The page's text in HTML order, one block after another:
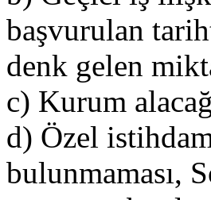
başvurulan
denk gelen
c) Kurum
d) Özel
bulunmaması,